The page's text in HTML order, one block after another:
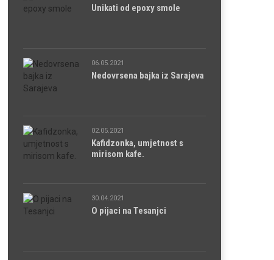
Unikati od epoxy smole
06.05.2021
Nedovrsena bajka iz Sarajeva
02.05.2021
Kafidzonka, umjetnost s
mirisom kafe.
30.04.2021
O pijaci na Tesanjci